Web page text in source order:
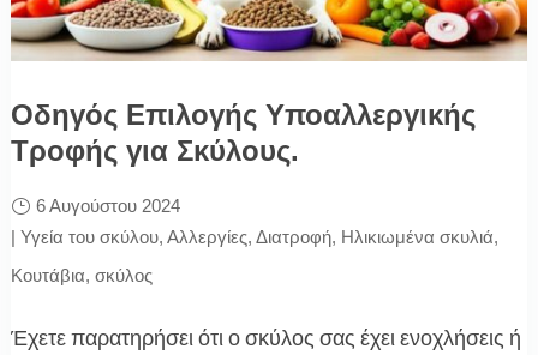
Οδηγός Επιλογής Υποαλλεργικής
Τροφής για Σκύλους.
6 Αυγούστου 2024
| Υγεία του σκύλου, Αλλεργίες, Διατροφή, Ηλικιωμένα σκυλιά,
Κουτάβια, σκύλος
Έχετε παρατηρήσει ότι ο σκύλος σας έχει ενοχλήσεις ή